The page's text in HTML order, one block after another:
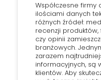
Współczesne
ilościami danych
różnych źródeł:
recenzji
czy opinii
branżowych.
zarazem
informacyjnych, są
klientów. Aby